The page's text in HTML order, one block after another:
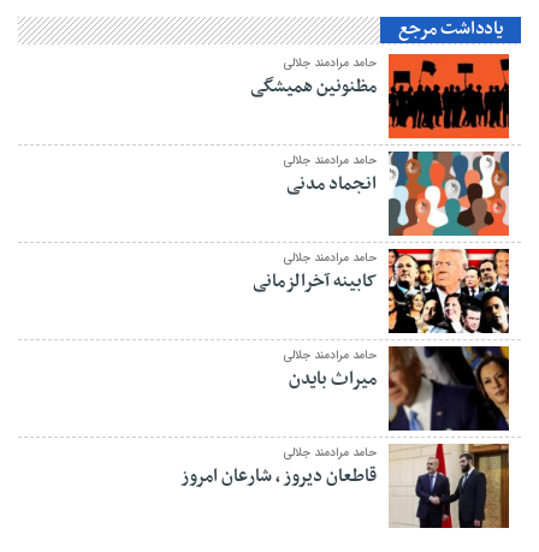
یادداشت مرجع
حامد مرادمند جلالی
مظنونین همیشگی
حامد مرادمند جلالی
انجماد مدنی
حامد مرادمند جلالی
کابینه آخرالزمانی
حامد مرادمند جلالی
میراث بایدن
حامد مرادمند جلالی
قاطعان دیروز ، شارعان امروز